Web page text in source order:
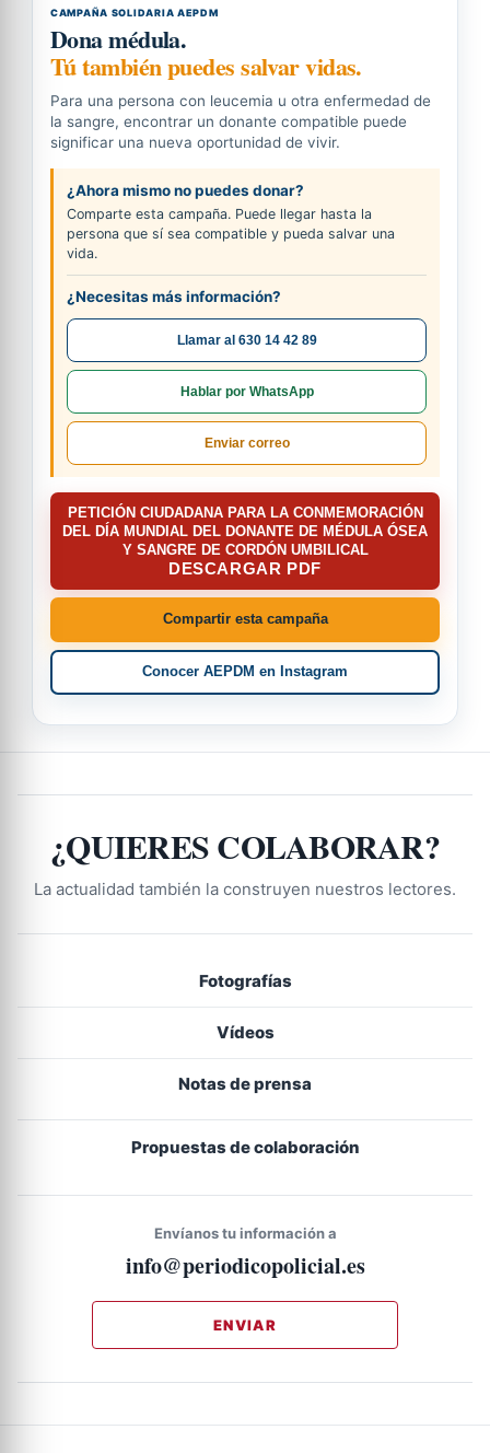
CAMPAÑA SOLIDARIA AEPDM
Dona médula.
Tú también puedes salvar vidas.
Para una persona con leucemia u otra enfermedad de
la sangre, encontrar un donante compatible puede
significar una nueva oportunidad de vivir.
¿Ahora mismo no puedes donar?
Comparte esta campaña. Puede llegar hasta la
persona que sí sea compatible y pueda salvar una
vida.
¿Necesitas más información?
Llamar al 630 14 42 89
Hablar por WhatsApp
Enviar correo
PETICIÓN CIUDADANA PARA LA CONMEMORACIÓN
DEL DÍA MUNDIAL DEL DONANTE DE MÉDULA ÓSEA
Y SANGRE DE CORDÓN UMBILICAL
DESCARGAR PDF
Compartir esta campaña
Conocer AEPDM en Instagram
¿QUIERES COLABORAR?
La actualidad también la construyen nuestros lectores.
Fotografías
Vídeos
Notas de prensa
Propuestas de colaboración
Envíanos tu información a
info@periodicopolicial.es
ENVIAR